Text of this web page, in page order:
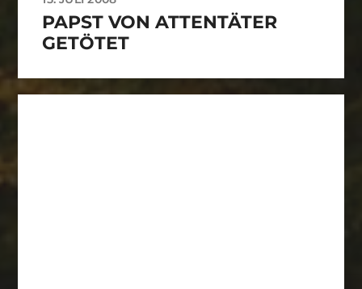
PAPST VON ATTENTÄTER
GETÖTET